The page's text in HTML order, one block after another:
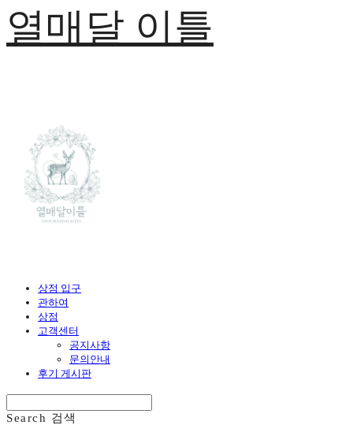
열매달 이틀
상점 입구
관하여
상점
고객센터
공지사항
문의안내
후기 게시판
Search 검색